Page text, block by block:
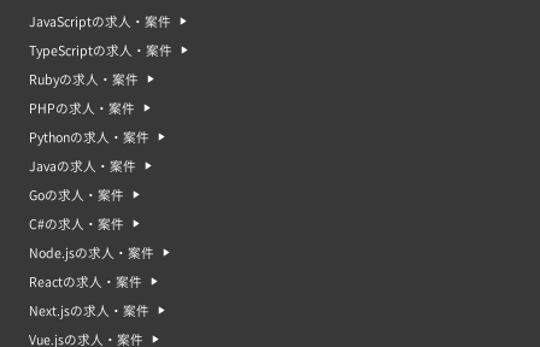
JavaScriptの求人・案件
TypeScriptの求人・案件
Rubyの求人・案件
PHPの求人・案件
Pythonの求人・案件
Javaの求人・案件
Goの求人・案件
C#の求人・案件
Node.jsの求人・案件
Reactの求人・案件
Next.jsの求人・案件
Vue.jsの求人・案件